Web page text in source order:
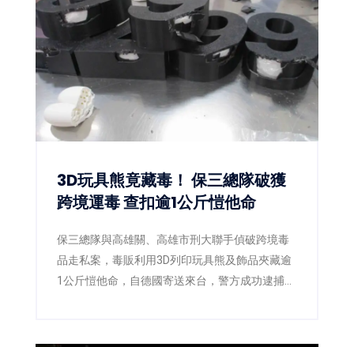
3D玩具熊竟藏毒！ 保三總隊破獲
跨境運毒 查扣逾1公斤愷他命
保三總隊與高雄關、高雄市刑大聯手偵破跨境毒
品走私案，毒販利用3D列印玩具熊及飾品夾藏逾
1公斤愷他命，自德國寄送來台，警方成功逮捕2